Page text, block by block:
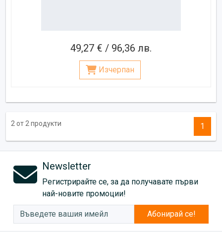
49,27 € / 96,36 лв.
Изчерпан
2 от 2 продукти 1
Newsletter
Регистрирайте се, за да получавате първи
най-новите промоции!
Абонирай се!